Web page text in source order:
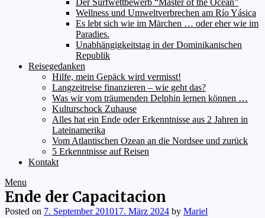
Der Surfwettbewerb “Master of the Ocean”
Wellness und Umweltverbrechen am Río Yásica
Es lebt sich wie im Märchen … oder eher wie im
Paradies.
Unabhängigkeitstag in der Dominikanischen
Republik
Reisegedanken
Hilfe, mein Gepäck wird vermisst!
Langzeitreise finanzieren – wie geht das?
Was wir vom träumenden Delphin lernen können …
Kulturschock Zuhause
Alles hat ein Ende oder Erkenntnisse aus 2 Jahren in
Lateinamerika
Vom Atlantischen Ozean an die Nordsee und zurück
5 Erkenntnisse auf Reisen
Kontakt
Menu
Ende der Capacitacion
Posted on 7. September 201017. März 2024 by Mariel